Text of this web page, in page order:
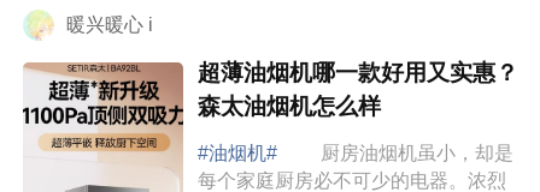
暖兴暖心 i
超薄油烟机哪一款好用又实惠？
森太油烟机怎么样
#油烟机#
厨房油烟机虽小，却是
每个家庭厨房必不可少的电器。浓烈